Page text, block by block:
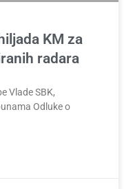
KM za
radara
Vlade SBK,
Odluke o